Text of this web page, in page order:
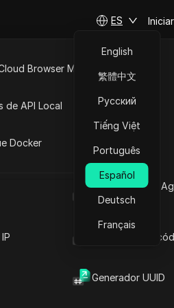
Cuál es el User
navegador
Generador de
Generador UUID
Browser MCP
de API Local
Docker
ES
English
繁體中文
Русский
Tiếng Việt
Português
Español
Deutsch
Français
de 30